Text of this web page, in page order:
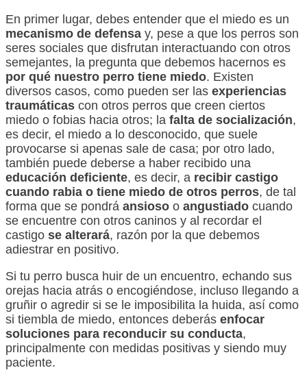
En primer lugar, debes entender que el miedo es un
mecanismo de defensa y, pese a que los perros son
seres sociales que disfrutan interactuando con otros
semejantes, la pregunta que debemos hacernos es
por qué nuestro perro tiene miedo. Existen
diversos casos, como pueden ser las experiencias
traumáticas con otros perros que creen ciertos
miedo o fobias hacia otros; la falta de socialización,
es decir, el miedo a lo desconocido, que suele
provocarse si apenas sale de casa; por otro lado,
también puede deberse a haber recibido una
educación deficiente, es decir, a recibir castigo
cuando rabia o tiene miedo de otros perros, de tal
forma que se pondrá ansioso o angustiado cuando
se encuentre con otros caninos y al recordar el
castigo se alterará, razón por la que debemos
adiestrar en positivo.
Si tu perro busca huir de un encuentro, echando sus
orejas hacia atrás o encogiéndose, incluso llegando a
gruñir o agredir si se le imposibilita la huida, así como
si tiembla de miedo, entonces deberás enfocar
soluciones para reconducir su conducta,
principalmente con medidas positivas y siendo muy
paciente.